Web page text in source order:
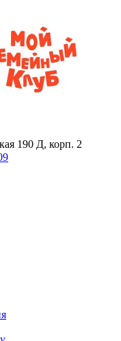
190 Д, корп. 2